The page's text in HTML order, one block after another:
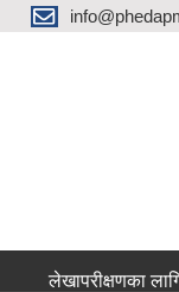
लेखापरीक्षणका लागि